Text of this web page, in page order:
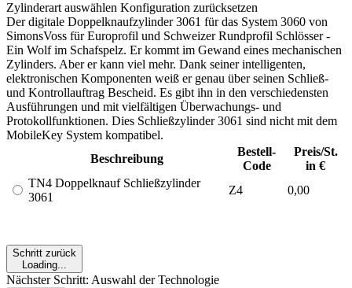
Zylinderart auswählen Konfiguration zurücksetzen
Der digitale Doppelknaufzylinder 3061 für das System 3060 von
SimonsVoss für Europrofil und Schweizer Rundprofil Schlösser -
Ein Wolf im Schafspelz. Er kommt im Gewand eines mechanischen
Zylinders. Aber er kann viel mehr. Dank seiner intelligenten,
elektronischen Komponenten weiß er genau über seinen Schließ-
und Kontrollauftrag Bescheid. Es gibt ihn in den verschiedensten
Ausführungen und mit vielfältigen Überwachungs- und
Protokollfunktionen. Dies Schließzylinder 3061 sind nicht mit dem
MobileKey System kompatibel.
Beschreibung
Bestell-
Code
Preis/St.
in €
TN4 Doppelknauf Schließzylinder
3061
Z4 0,00
Schritt zurück
Loading...
Nächster Schritt: Auswahl der Technologie